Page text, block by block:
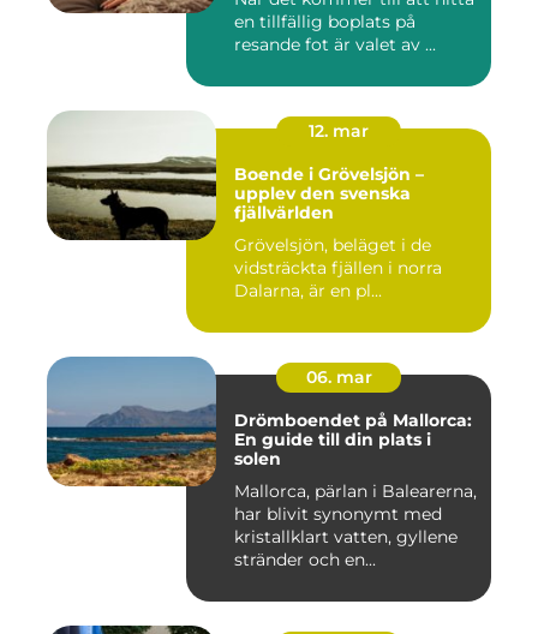
en tillfällig boplats på
resande fot är valet av ...
12. mar
Boende i Grövelsjön –
upplev den svenska
fjällvärlden
Grövelsjön, beläget i de
vidsträckta fjällen i norra
Dalarna, är en pl...
06. mar
Drömboendet på Mallorca:
En guide till din plats i
solen
Mallorca, pärlan i Balearerna,
har blivit synonymt med
kristallklart vatten, gyllene
stränder och en...